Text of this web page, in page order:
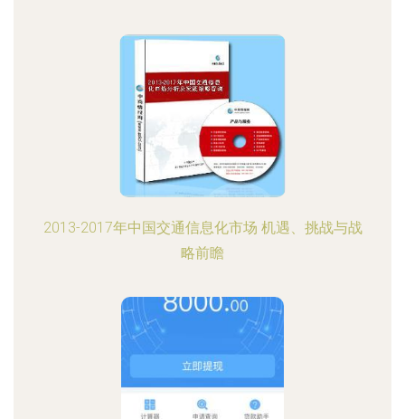
2013-2017年中国交通信息化市场 机遇、挑战与战
略前瞻